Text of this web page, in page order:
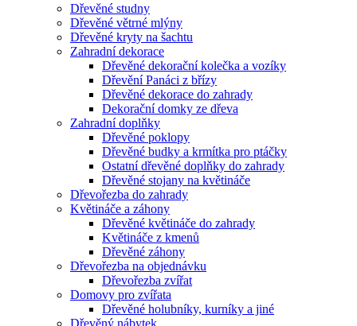
Dřevěné studny
Dřevěné větrné mlýny
Dřevěné kryty na šachtu
Zahradní dekorace
Dřevěné dekorační kolečka a vozíky
Dřevění Panáci z břízy
Dřevěné dekorace do zahrady
Dekorační domky ze dřeva
Zahradní doplňky
Dřevěné poklopy
Dřevěné budky a krmítka pro ptáčky
Ostatní dřevěné doplňky do zahrady
Dřevěné stojany na květináče
Dřevořezba do zahrady
Květináče a záhony
Dřevěné květináče do zahrady
Květináče z kmenů
Dřevěné záhony
Dřevořezba na objednávku
Dřevořezba zvířat
Domovy pro zvířata
Dřevěné holubníky, kurníky a jiné
Dřevěný nábytek